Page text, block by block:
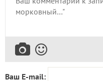
Ваш E-mail: